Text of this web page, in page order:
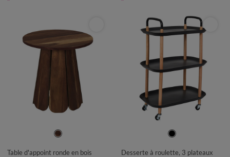
UNITÉ
Table d'appoint ronde en bois
UNITÉ
Desserte à roulette, 3 plateaux